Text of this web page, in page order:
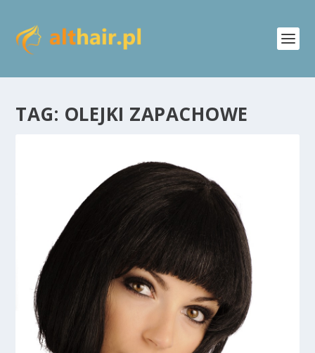
TAG: OLEJKI ZAPACHOWE